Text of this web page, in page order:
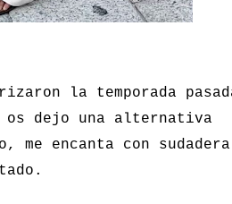
la temporada
os dejo una alternativa
me encanta con sudadera